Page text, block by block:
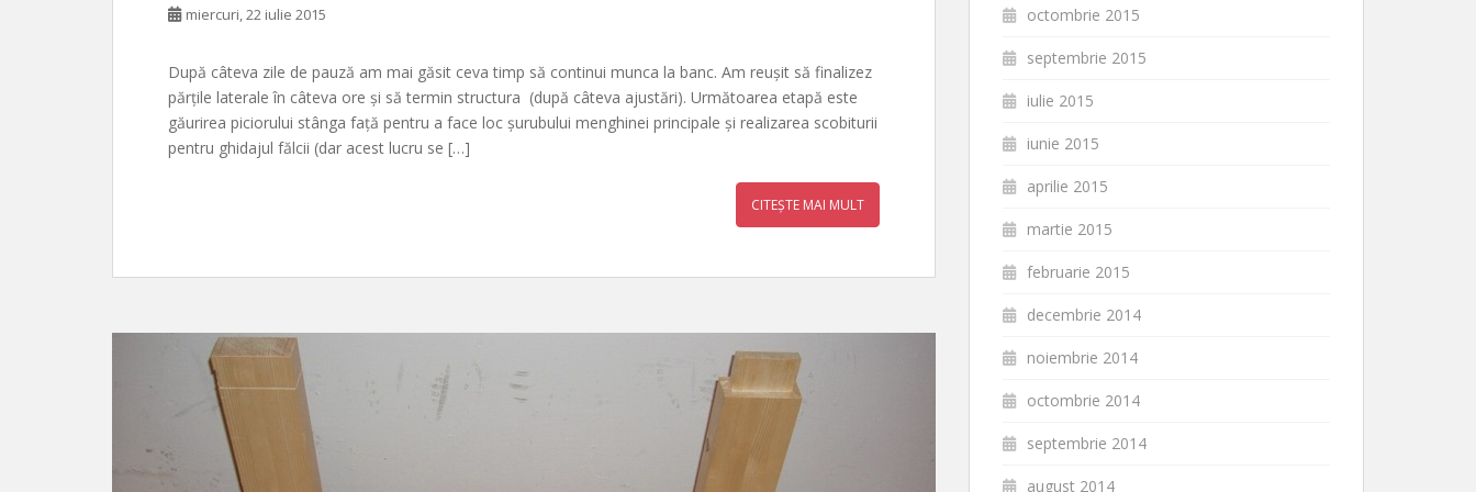
miercuri, 22 iulie 2015
După câteva zile de pauză am mai găsit ceva timp să continui munca la banc. Am reușit să finalizez
părțile laterale în câteva ore și să termin structura (după câteva ajustări). Următoarea etapă este
găurirea piciorului stânga față pentru a face loc șurubului menghinei principale și realizarea scobiturii
pentru ghidajul fălcii (dar acest lucru se […]
CITEȘTE MAI MULT
octombrie 2015
septembrie 2015
iulie 2015
iunie 2015
aprilie 2015
martie 2015
februarie 2015
decembrie 2014
noiembrie 2014
octombrie 2014
septembrie 2014
august 2014